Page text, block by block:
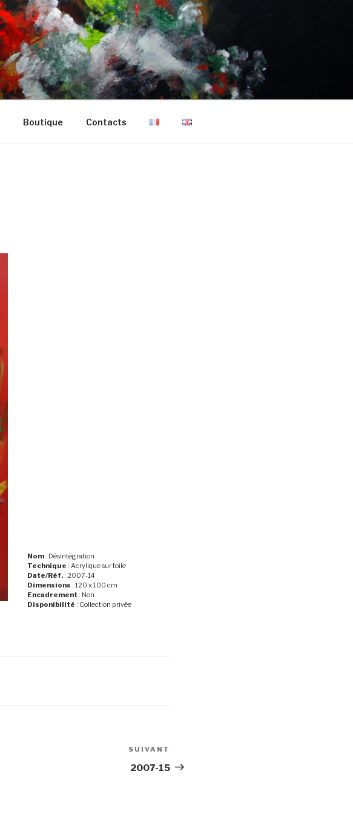
Boutique Contacts
Nom : Désintégration
Technique : Acrylique sur toile
Date/Réf. : 2007-14
Dimensions : 120 x 100 cm
Encadrement : Non
Disponibilité : Collection privée
suivant
SUIVANT
2007-15